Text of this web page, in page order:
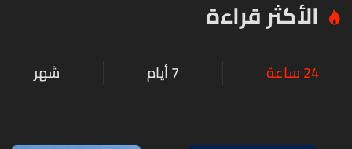
الأكثر قراءة
24 ساعة 7 أيام شهر